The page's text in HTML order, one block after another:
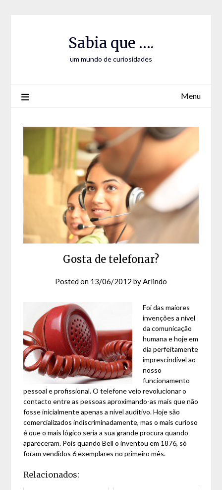
Sabia que ….
um mundo de curiosidades
Menu
Gosta de telefonar?
Posted on 13/06/2012 byArlindo
Foi das maiores
invenções a nível
da comunicação
humana e hoje em
dia perfeitamente
imprescindível ao
nosso
funcionamento
pessoal e profissional. O telefone veio revolucionar o
contacto entre as pessoas aproximando-as mais que não
fosse inicialmente apenas a nível auditivo. Hoje são
comercializados indiscriminadamente, mas o mais curioso
é que o mais lógico seria a sua grande procura quando
apareceram. Pois quando Bell o inventou em 1876, só
foram vendidos 6 exemplares no primeiro mês.
Relacionados: